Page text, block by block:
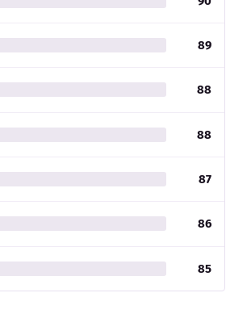
89
88
88
87
86
85